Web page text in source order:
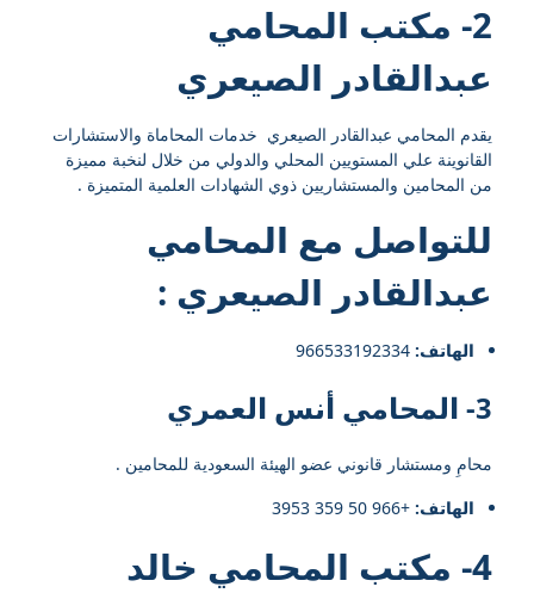
2- مكتب المحامي
عبدالقادر الصيعري
يقدم المحامي عبدالقادر الصيعري خدمات المحاماة والاستشارات
القانوينة علي المستويين المحلي والدولي من خلال لنخبة مميزة
من المحامين والمستشاريين ذوي الشهادات العلمية المتميزة .
للتواصل مع المحامي
عبدالقادر الصيعري :
الهاتف: 966533192334⁩
3- المحامي أنس العمري
محامِ ومستشار قانوني عضو الهيئة السعودية للمحامين .
الهاتف: +966 50 359 3953
4- مكتب المحامي خالد